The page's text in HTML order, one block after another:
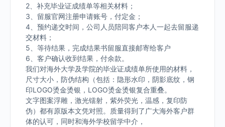
2、补充毕业证成绩单等相关材料；
3、留服官网注册申请账号，付定金；
4、预约递交时间，公司人员陪同客户本人一起去留服递
交材料；
5、等待结果，完成结果书留服直接邮寄给客户
6、客户确认收到结果，付余款。
我们对海外大学及学院的毕业证成绩单所使用的材料，
尺寸大小，防伪结构（包括：隐形水印，阴影底纹，钢
印LOGO烫金烫银，LOGO烫金烫银复合重叠。
文字图案浮雕，激光镭射，紫外荧光，温感，复印防
伪）都有原版本文凭对照。质量得到了广大海外客户群
体的认可，同时和海外学校留学中介，